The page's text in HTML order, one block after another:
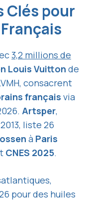
Clés pour
3,2 millions de
Louis Vuitton de
consacrent
français via
Artsper,
liste 26
à Paris
CNES 2025.
pour des huiles